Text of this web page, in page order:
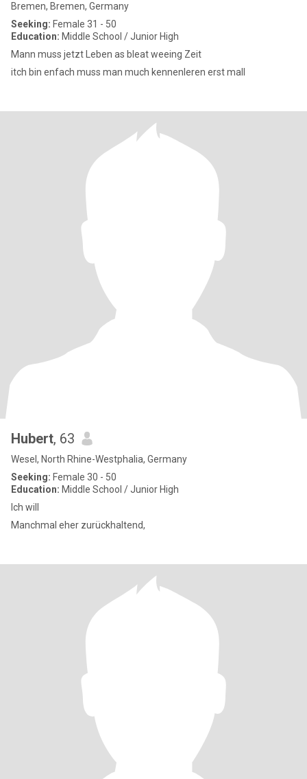
Bremen, Bremen, Germany
Seeking: Female 31 - 50
Education: Middle School / Junior High
Mann muss jetzt Leben as bleat weeing Zeit
itch bin enfach muss man much kennenleren erst mall
Hubert, 63
Wesel, North Rhine-Westphalia, Germany
Seeking: Female 30 - 50
Education: Middle School / Junior High
Ich will
Manchmal eher zurückhaltend,